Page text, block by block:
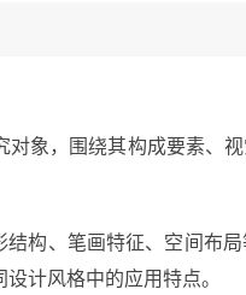
象，围绕其构成要素、
构、笔画特征、空间布
计风格中的应用特点。